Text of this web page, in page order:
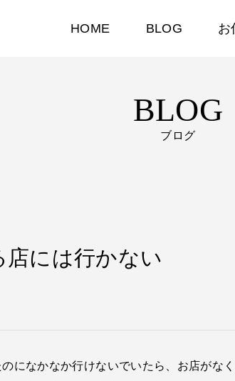
HOME BLOG お
BLOG
ブログ
には行かない
になかなか行けないでいたら、お店がな